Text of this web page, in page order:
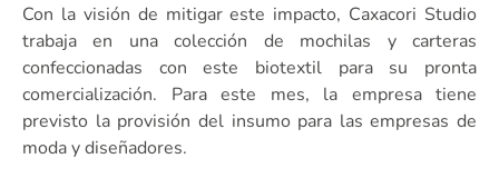
Con la visión de mitigar este impacto, Caxacori Studio
trabaja en una colección de mochilas y carteras
confeccionadas con este biotextil para su pronta
comercialización. Para este mes, la empresa tiene
previsto la provisión del insumo para las empresas de
moda y diseñadores.